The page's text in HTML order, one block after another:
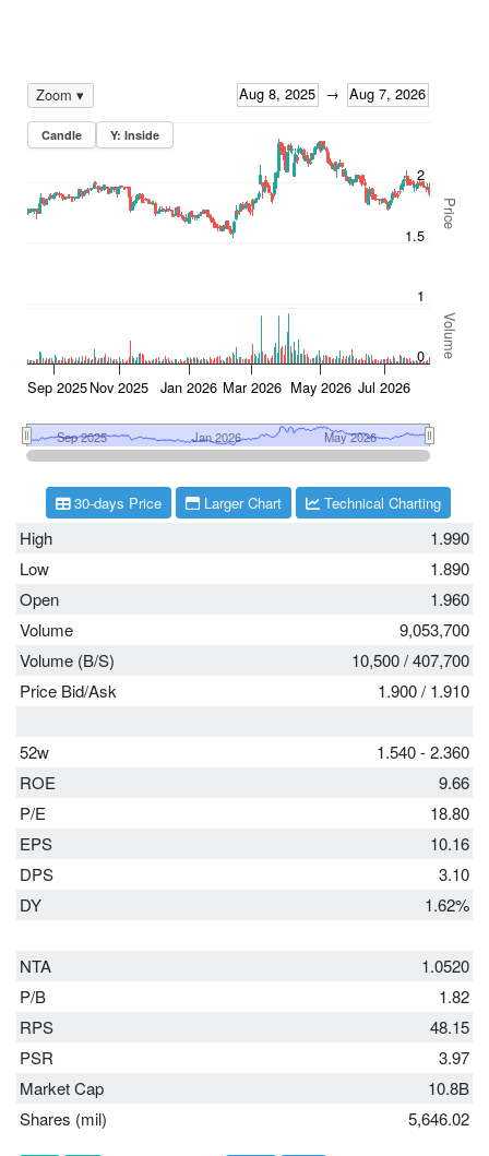
High
1.990
Low
1.890
Open
1.960
Volume
9,053,700
Volume (B/S)
10,500/407,700
Price Bid/Ask
1.900/ 1.910
52w
1.540 - 2.360
ROE
9.66
P/E
18.80
EPS
10.16
DPS
3.10
DY
1.62%
NTA
1.0520
P/B
1.82
RPS
48.15
PSR
3.97
Market Cap
10.8B
Shares (mil)
5,646.02
30-days Price Larger Chart Technical Charting